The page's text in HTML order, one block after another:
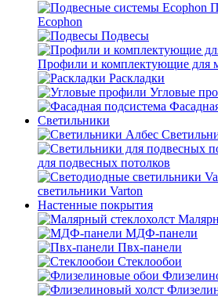
Ecophon
Подвесы
Профили и комплектующие для
Раскладки
Угловые
Светильники
для подвесных потолков
светильники Varton
Настенные покрытия
МДФ-панели
Пвх-панели
Стеклообои